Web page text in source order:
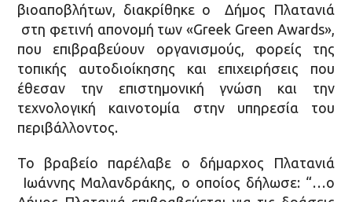
βιοαποβλήτων, διακρίθηκε ο Δήμος Πλατανιά
στη φετινή απονομή των «Greek Green Awards»,
που επιβραβεύουν οργανισμούς, φορείς της
τοπικής αυτοδιοίκησης και επιχειρήσεις που
έθεσαν την επιστημονική γνώση και την
τεχνολογική καινοτομία στην υπηρεσία του
περιβάλλοντος.
Το βραβείο παρέλαβε ο δήμαρχος Πλατανιά
Ιωάννης Μαλανδράκης, ο οποίος δήλωσε: “…ο